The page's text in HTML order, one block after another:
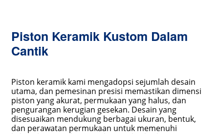
Piston Keramik Kustom Dalam
Cantik
Piston keramik kami mengadopsi sejumlah desain
utama, dan pemesinan presisi memastikan dimensi
piston yang akurat, permukaan yang halus, dan
pengurangan kerugian gesekan. Desain yang
disesuaikan mendukung berbagai ukuran, bentuk,
dan perawatan permukaan untuk memenuhi